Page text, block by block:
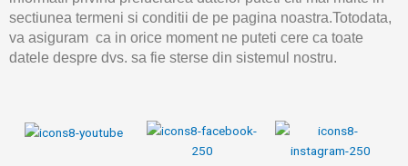
sectiunea termeni si conditii de pe pagina noastra.Totodata,
va asiguram ca in orice moment ne puteti cere ca toate
datele despre dvs. sa fie sterse din sistemul nostru.